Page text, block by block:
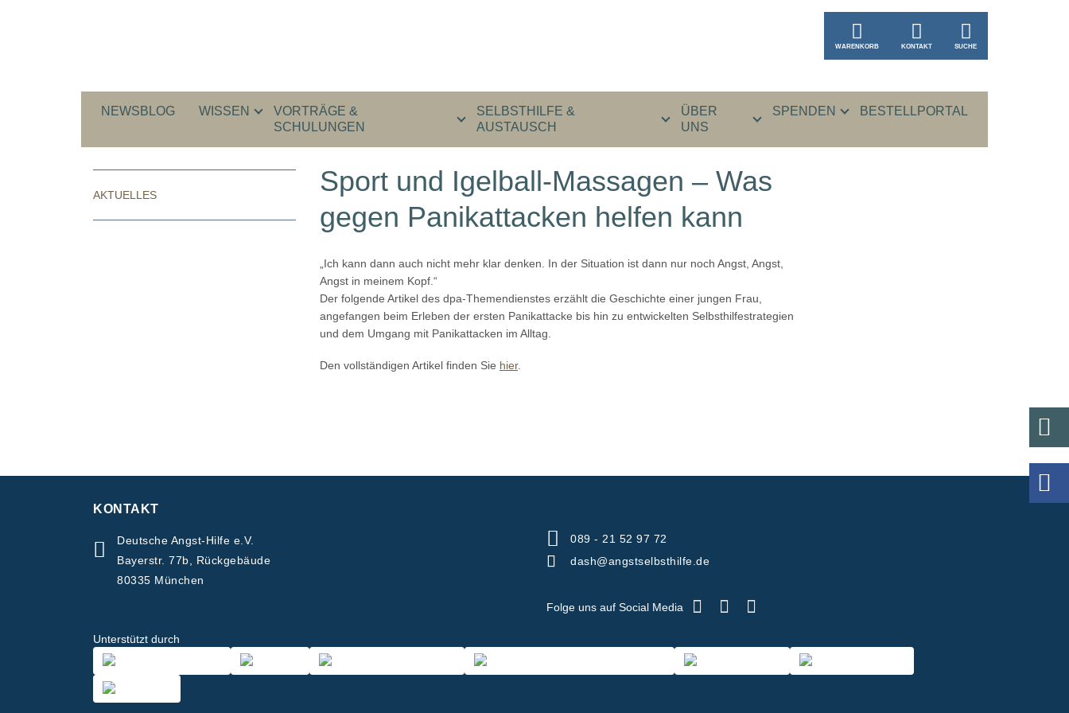
WARENKORB KONTAKT SUCHE
NEWSBLOG WISSEN
VORTRÄGE &
SCHULUNGEN
SELBSTHILFE &
AUSTAUSCH
ÜBER
UNS
SPENDEN BESTELLPORTAL
Sport und Igelball-Massagen – Was
gegen Panikattacken helfen kann
„Ich kann dann auch nicht mehr klar denken. In der Situation ist dann nur noch Angst, Angst,
Angst in meinem Kopf.“
Der folgende Artikel des dpa-Themendienstes erzählt die Geschichte einer jungen Frau,
angefangen beim Erleben der ersten Panikattacke bis hin zu entwickelten Selbsthilfestrategien
und dem Umgang mit Panikattacken im Alltag.
Den vollständigen Artikel finden Sie hier.
AKTUELLES
KONTAKT
Deutsche Angst-Hilfe e.V.
Bayerstr. 77b, Rückgebäude
80335 München
089 - 21 52 97 72
dash@angstselbsthilfe.de
Folge uns auf Social Media
Unterstützt durch